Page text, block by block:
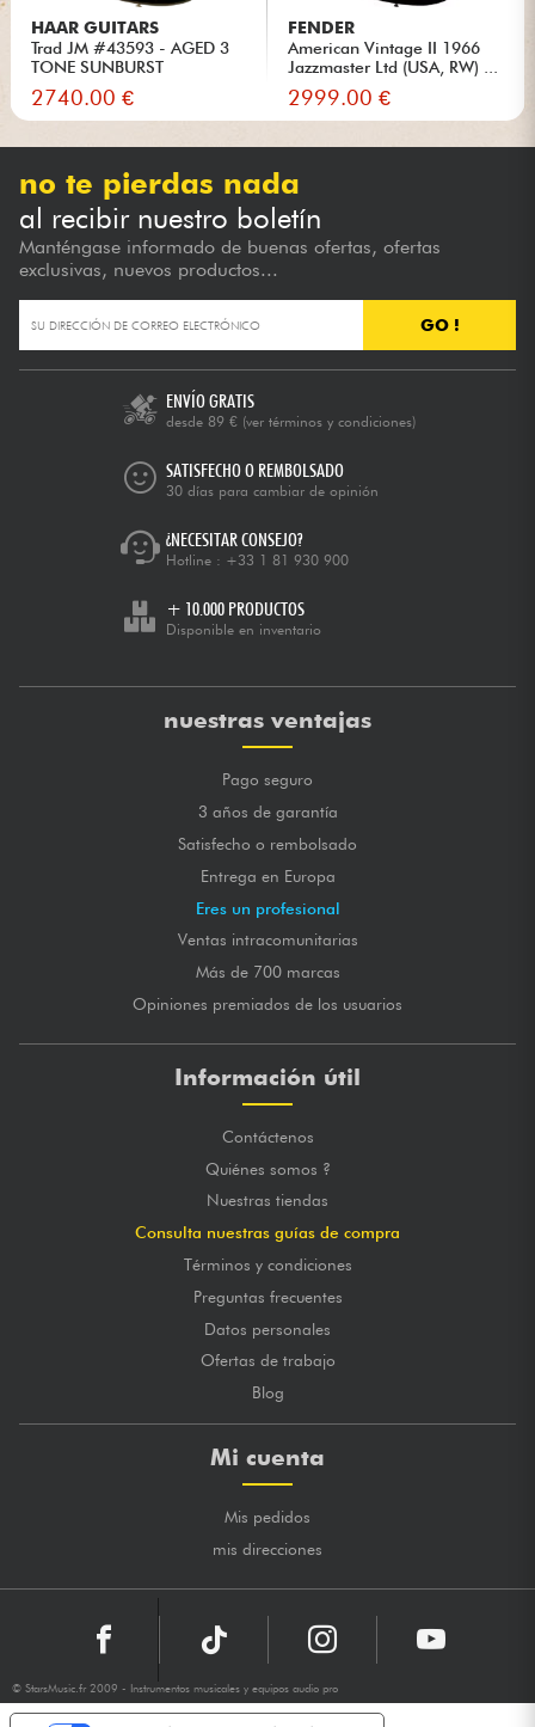
HAAR GUITARS
Trad JM #43593 - AGED 3
TONE SUNBURST
2740.00 €
FENDER
American Vintage II 1966
Jazzmaster Ltd (USA, RW) ...
2999.00 €
no te pierdas nada
al recibir nuestro boletín
Manténgase informado de buenas ofertas, ofertas
exclusivas, nuevos productos...
GO !
ENVÍO GRATIS
desde 89 € (ver términos y condiciones)
SATISFECHO O REMBOLSADO
30 días para cambiar de opinión
¿NECESITAR CONSEJO?
Hotline : +33 1 81 930 900
+ 10.000 PRODUCTOS
Disponible en inventario
nuestras ventajas
Pago seguro
3 años de garantía
Satisfecho o rembolsado
Entrega en Europa
Eres un profesional
Ventas intracomunitarias
Más de 700 marcas
Opiniones premiados de los usuarios
Información útil
Contáctenos
Quiénes somos ?
Nuestras tiendas
Consulta nuestras guías de compra
Términos y condiciones
Preguntas frecuentes
Datos personales
Ofertas de trabajo
Blog
Mi cuenta
Mis pedidos
mis direcciones
© StarsMusic.fr 2009 - Instrumentos musicales y equipos audio pro